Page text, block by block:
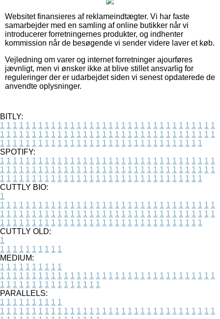
Websitet finansieres af reklameindtægter. Vi har faste
samarbejder med en samling af online butikker når vi
introducerer forretningernes produkter, og indhenter
kommission når de besøgende vi sender videre laver et køb.
Vejledning om varer og internet forretninger ajourføres
jævnligt, men vi ønsker ikke at blive stillet ansvarlig for
reguleringer der er udarbejdet siden vi senest opdaterede de
anvendte oplysninger.
BITLY:
1 1 1 1 1 1 1 1 1 1 1 1 1 1 1 1 1 1 1 1 1 1 1 1 1 1 1 1 1 1 1 1 1 1
1 1 1 1 1 1 1 1 1 1 1 1 1 1 1 1 1 1 1 1 1 1 1 1 1 1 1 1 1 1 1 1 1 1
1 1 1 1 1 1 1 1 1 1 1 1 1 1 1 1 1 1 1 1 1 1 1 1 1 1 1 1 1 1 1 1
SPOTIFY:
1 1 1 1 1 1 1 1 1 1 1 1 1 1 1 1 1 1 1 1 1 1 1 1 1 1 1 1 1 1 1 1 1 1
1 1 1 1 1 1 1 1 1 1 1 1 1 1 1 1 1 1 1 1 1 1 1 1 1 1 1 1 1 1 1 1 1 1
1 1 1 1 1 1 1 1 1 1 1 1 1 1 1 1 1 1 1 1 1 1 1 1 1 1 1 1 1 1 1 1
CUTTLY BIO:
1
1 1 1 1 1 1 1 1 1 1 1 1 1 1 1 1 1 1 1 1 1 1 1 1 1 1 1 1 1 1 1 1 1 1
1 1 1 1 1 1 1 1 1 1 1 1 1 1 1 1 1 1 1 1 1 1 1 1 1 1 1 1 1 1 1 1 1 1
1 1 1 1 1 1 1 1 1 1 1 1 1 1 1 1 1 1 1 1 1 1 1 1 1 1 1 1 1 1 1 1
CUTTLY OLD:
1
1 1 1 1 1 1 1 1 1 1
MEDIUM:
1 1 1 1 1 1 1 1 1 1
1 1 1 1 1 1 1 1 1 1 1 1 1 1 1 1 1 1 1 1 1 1 1 1 1 1 1 1 1 1 1 1 1 1
1 1 1 1 1 1 1 1 1 1 1 1 1 1 1 1
PARALLELS:
1 1 1 1 1 1 1 1 1 1
1 1 1 1 1 1 1 1 1 1 1 1 1 1 1 1 1 1 1 1 1 1 1 1 1 1 1 1 1 1 1 1 1 1